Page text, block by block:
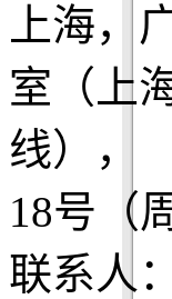
上海，
室（上
线），
18号（
联系人